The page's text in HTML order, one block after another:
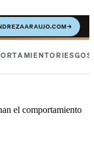
→
RIESGOS
el comportamiento